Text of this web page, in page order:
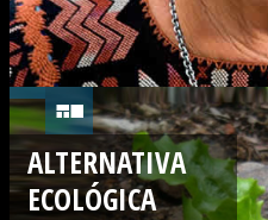
ALTERNATIVA
ECOLÓGICA